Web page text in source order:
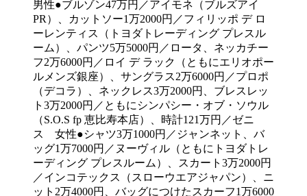
男性●ブルゾン47万円／アイモネ（ブルズアイ
PR）、カットソー1万2000円／フィリッポ デ ロ
ーレンティス（トヨダトレーディング プレスル
ーム）、パンツ5万5000円／ロータ、ネッカチー
フ2万6000円／ロイ デ ラック（ともにエリオポー
ルメンズ銀座）、サングラス2万6000円／プロポ
（デコラ）、ネックレス3万2000円、ブレスレッ
ト3万2000円／ともにシンパシー・オブ・ソウル
（S.O.S fp 恵比寿本店）、時計121万円／ゼニ
ス 女性●シャツ3万1000円／ジャンネット、バ
ッグ1万7000円／ヌーヴィル（ともにトヨダトレ
ーディング プレスルーム）、スカート3万2000円
／インコテックス（スローウエアジャパン）、ニ
ット2万4000円、バッグにつけたスカーフ1万6000